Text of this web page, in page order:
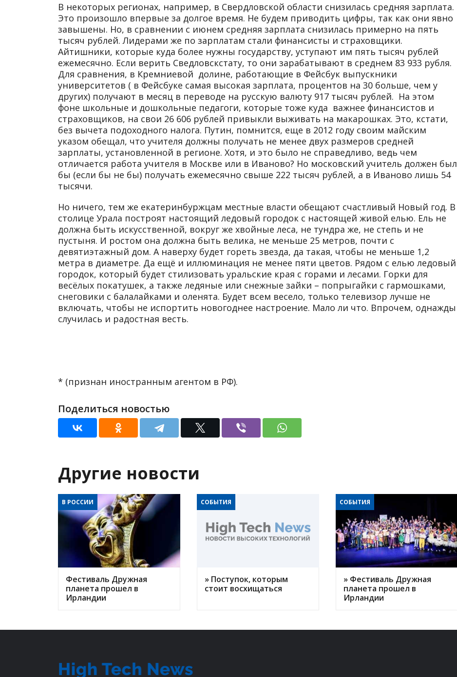
В некоторых регионах, например, в Свердловской области снизилась средняя зарплата.
Это произошло впервые за долгое время. Не будем приводить цифры, так как они явно
завышены. Но, в сравнении с июнем средняя зарплата снизилась примерно на пять
тысяч рублей. Лидерами же по зарплатам стали финансисты и страховщики.
Айтишники, которые куда более нужны государству, уступают им пять тысяч рублей
ежемесячно. Если верить Сведловскстату, то они зарабатывают в среднем 83 933 рубля.
Для сравнения, в Кремниевой долине, работающие в Фейсбук выпускники
университетов ( в Фейсбуке самая высокая зарплата, процентов на 30 больше, чем у
других) получают в месяц в переводе на русскую валюту 917 тысяч рублей. На этом
фоне школьные и дошкольные педагоги, которые тоже куда важнее финансистов и
страховщиков, на свои 26 606 рублей привыкли выживать на макарошках. Это, кстати,
без вычета подоходного налога. Путин, помнится, еще в 2012 году своим майским
указом обещал, что учителя должны получать не менее двух размеров средней
зарплаты, установленной в регионе. Хотя, и это было не справедливо, ведь чем
отличается работа учителя в Москве или в Иваново? Но московский учитель должен был
бы (если бы не бы) получать ежемесячно свыше 222 тысяч рублей, а в Иваново лишь 54
тысячи.
Но ничего, тем же екатеринбуржцам местные власти обещают счастливый Новый год. В
столице Урала построят настоящий ледовый городок с настоящей живой елью. Ель не
должна быть искусственной, вокруг же хвойные леса, не тундра же, не степь и не
пустыня. И ростом она должна быть велика, не меньше 25 метров, почти с
девятиэтажный дом. А наверху будет гореть звезда, да такая, чтобы не меньше 1,2
метра в диаметре. Да ещё и иллюминация не менее пяти цветов. Рядом с елью ледовый
городок, который будет стилизовать уральские края с горами и лесами. Горки для
весёлых покатушек, а также ледяные или снежные зайки – попрыгайки с гармошками,
снеговики с балалайками и оленята. Будет всем весело, только телевизор лучше не
включать, чтобы не испортить новогоднее настроение. Мало ли что. Впрочем, однажды
случилась и радостная весть.
* (признан иностранным агентом в РФ).
Поделиться новостью
Другие новости
В РОССИИ
Фестиваль Дружная
планета прошел в
Ирландии
СОБЫТИЯ
» Поступок, которым
стоит восхищаться
СОБЫТИЯ
» Фестиваль Дружная
планета прошел в
Ирландии